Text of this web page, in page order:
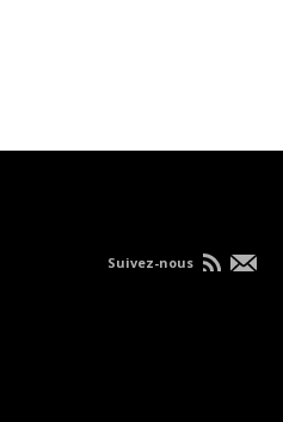
Suivez-nous